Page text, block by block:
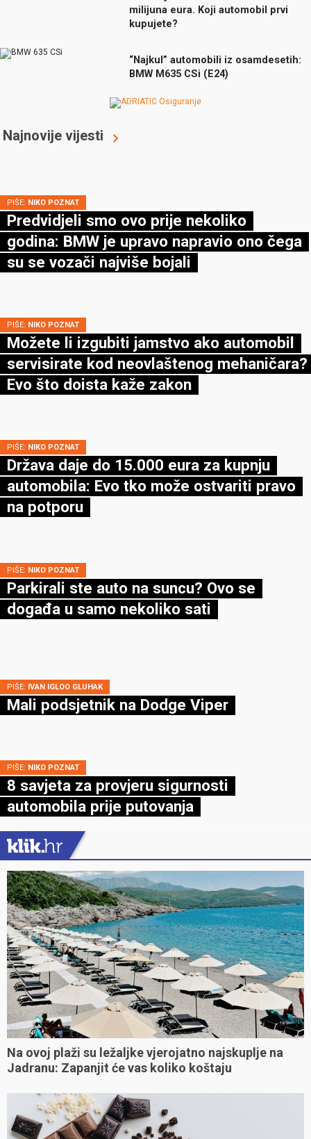
milijuna eura. Koji automobil prvi
kupujete?
“Najkul” automobili iz osamdesetih:
BMW M635 CSi (E24)
Najnovije vijesti
PIŠE: NIKO POZNAT
Predvidjeli smo ovo prije nekoliko
godina: BMW je upravo napravio ono čega
su se vozači najviše bojali
PIŠE: NIKO POZNAT
Možete li izgubiti jamstvo ako automobil
servisirate kod neovlaštenog mehaničara?
Evo što doista kaže zakon
PIŠE: NIKO POZNAT
Država daje do 15.000 eura za kupnju
automobila: Evo tko može ostvariti pravo
na potporu
PIŠE: NIKO POZNAT
Parkirali ste auto na suncu? Ovo se
događa u samo nekoliko sati
PIŠE: IVAN IGLOO GLUHAK
Mali podsjetnik na Dodge Viper
PIŠE: NIKO POZNAT
8 savjeta za provjeru sigurnosti
automobila prije putovanja
Na ovoj plaži su ležaljke vjerojatno najskuplje na
Jadranu: Zapanjit će vas koliko koštaju